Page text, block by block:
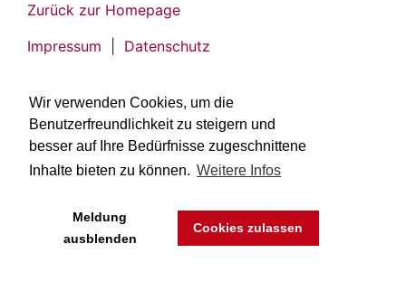
Wir verwenden Cookies, um die
Benutzerfreundlichkeit zu steigern und
besser auf Ihre Bedürfnisse zugeschnittene
Inhalte bieten zu können. Weitere Infos
Meldung
ausblenden
Cookies zulassen
Zurück zur Homepage
Impressum
Datenschutz